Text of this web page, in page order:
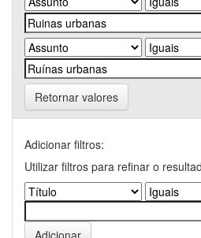
Retornar valores
Adicionar filtros:
Utilizar filtros para refinar o